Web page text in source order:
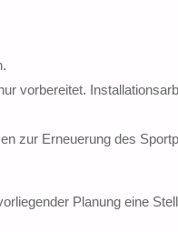
vorbereitet.
zur Erneuerung des
Planung eine